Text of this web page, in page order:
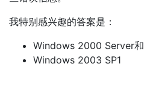
我特别感兴趣的答案是：
Windows 2000 Server和
Windows 2003 SP1